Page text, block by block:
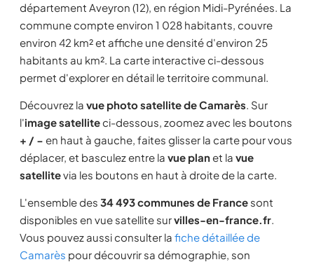
département Aveyron (12), en région Midi-Pyrénées. La
commune compte environ 1 028 habitants, couvre
environ 42 km² et affiche une densité d'environ 25
habitants au km². La carte interactive ci-dessous
permet d'explorer en détail le territoire communal.
Découvrez la vue photo satellite de Camarès. Sur
l'image satelliteci-dessous, zoomez avec les boutons
+ / − en haut à gauche, faites glisser la carte pour vous
déplacer, et basculez entre la vue planet la vue
satellitevia les boutons en haut à droite de la carte.
L'ensemble des 34 493 communes de France sont
disponibles en vue satellite survilles-en-france.fr.
Vous pouvez aussi consulter la fiche détaillée de
Camarès pour découvrir sa démographie, son